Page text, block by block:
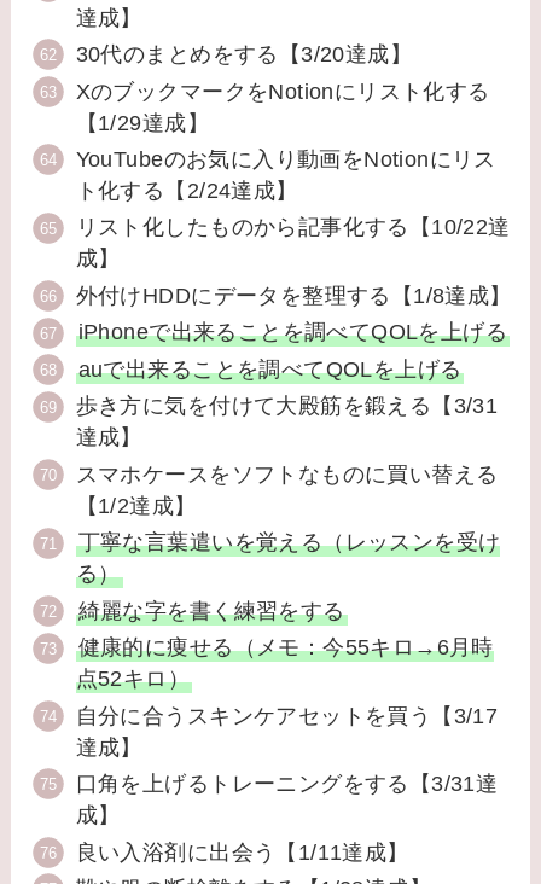
達成】
30代のまとめをする【3/20達成】
XのブックマークをNotionにリスト化する
【1/29達成】
YouTubeのお気に入り動画をNotionにリス
ト化する【2/24達成】
リスト化したものから記事化する【10/22達
成】
外付けHDDにデータを整理する【1/8達成】
iPhoneで出来ることを調べてQOLを上げる
auで出来ることを調べてQOLを上げる
歩き方に気を付けて大殿筋を鍛える【3/31
達成】
スマホケースをソフトなものに買い替える
【1/2達成】
丁寧な言葉遣いを覚える（レッスンを受け
る）
綺麗な字を書く練習をする
健康的に痩せる（メモ：今55キロ→6月時
点52キロ）
自分に合うスキンケアセットを買う【3/17
達成】
口角を上げるトレーニングをする【3/31達
成】
良い入浴剤に出会う【1/11達成】